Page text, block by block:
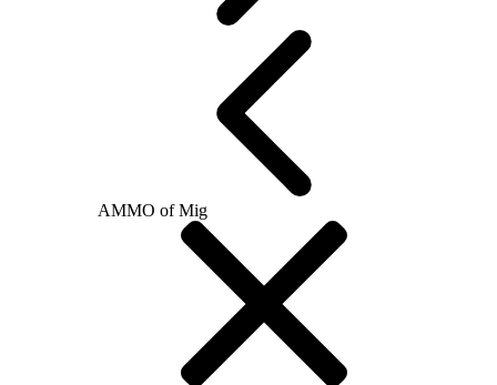
AMMO of Mig